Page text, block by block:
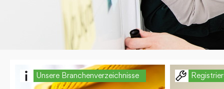
Unsere Branchenverzeichnisse